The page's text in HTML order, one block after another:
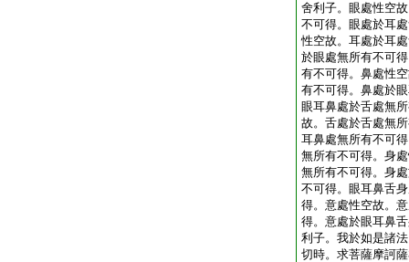
舍利子。眼處性空
不可得。眼處於耳
性空故。耳處於耳
於眼處無所有不可
有不可得。鼻處性
有不可得。鼻處於
眼耳鼻處於舌處無
故。舌處於舌處無
耳鼻處無所有不可
無所有不可得。身
無所有不可得。身
不可得。眼耳鼻舌
得。意處性空故。
得。意處於眼耳鼻
利子。我於如是諸
切時。求菩薩摩訶